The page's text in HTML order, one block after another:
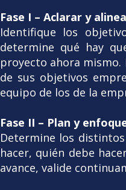
Fase I – Aclarar y
Identifique los
determine qué hay
proyecto ahora mismo.
de sus objetivos
equipo de los de la
Fase II – Plan y
Determine los
hacer, quién debe
avance, valide